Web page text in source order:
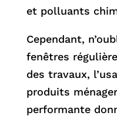
et polluants
Cependant,
fenêtres
des travaux,
produits
performante